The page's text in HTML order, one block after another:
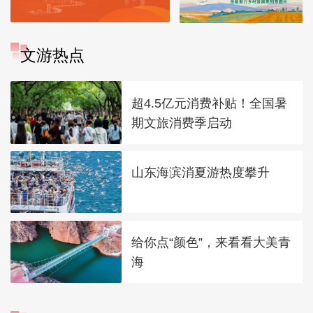
文游热点
超4.5亿元消费补贴！全国暑
期文旅消费季启动
山东海滨消夏游热度攀升
给你点“颜色”，来看看大美青
海